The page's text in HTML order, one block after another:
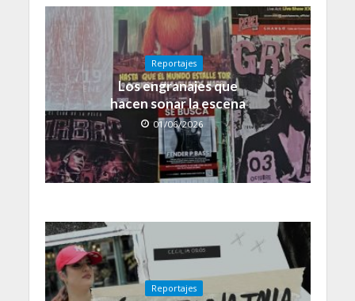
Reportajes
Los engranajes que
hacen sonar la escena
01/06/2026
Reportajes